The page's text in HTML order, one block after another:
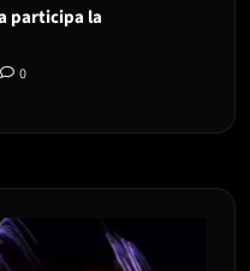
participa la
0